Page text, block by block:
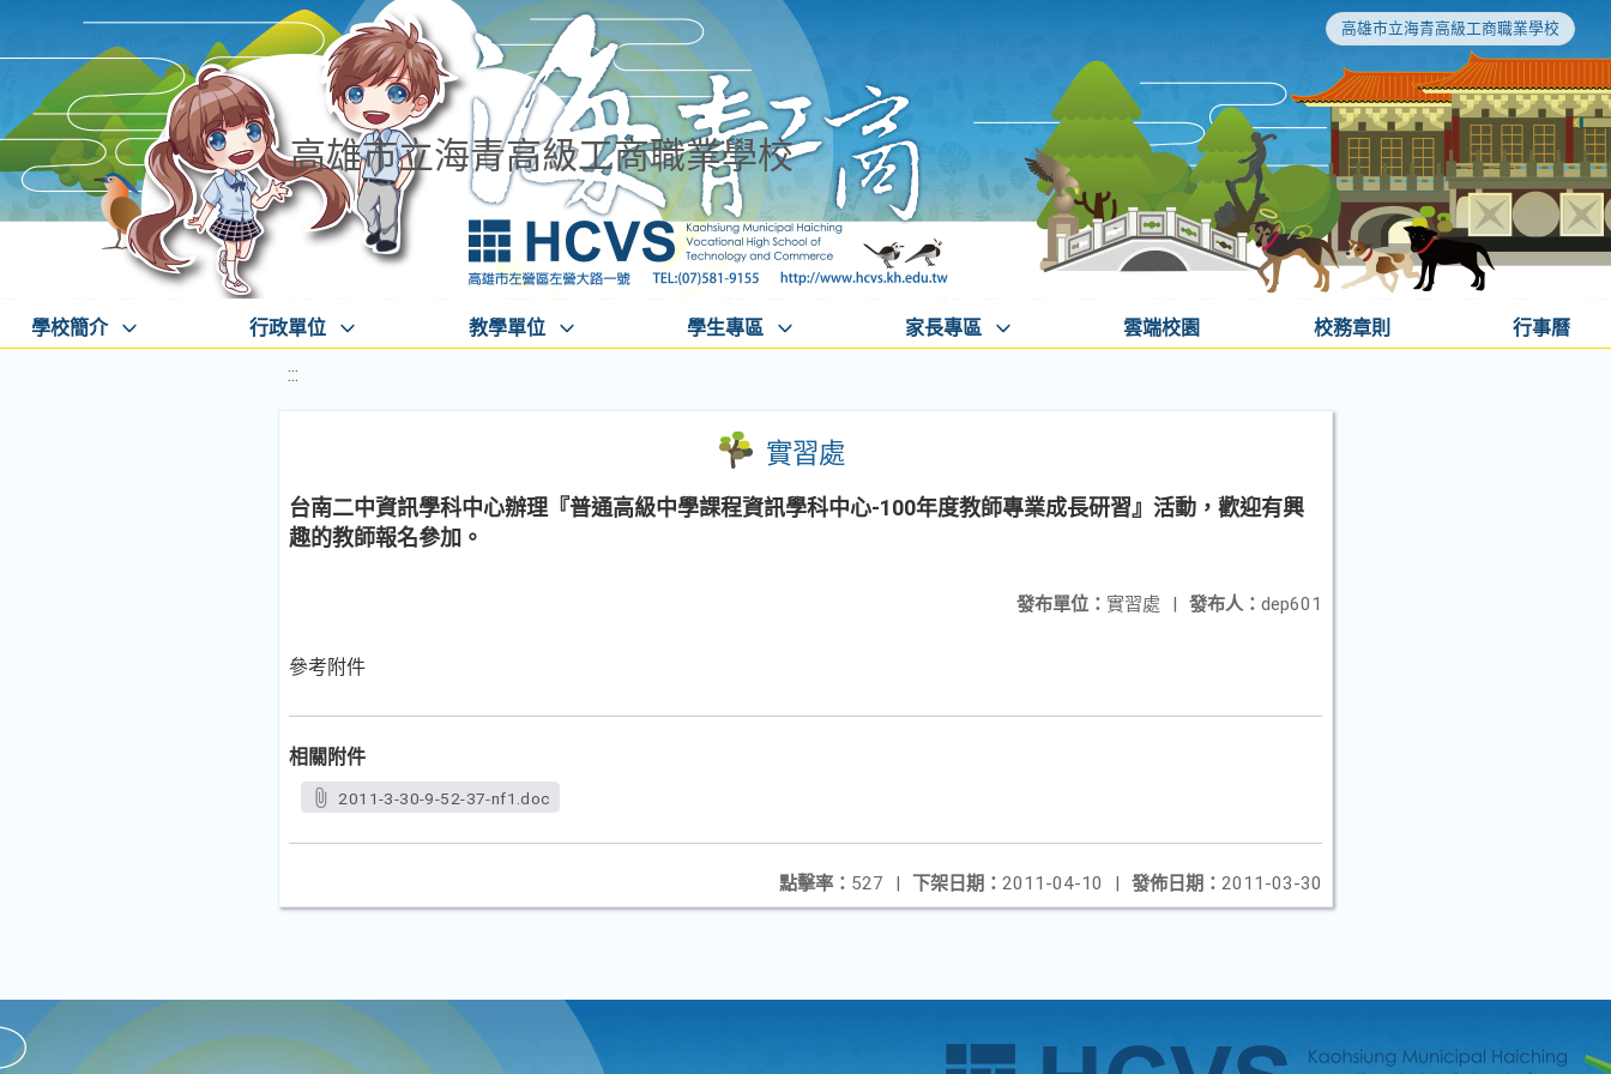
高雄市立海青高級工商職業學校
高雄市立海青高級工商職業學校
學校簡介 行政單位 教學單位 學生專區 家長專區 雲端校園 校務章則 行事曆
:::
實習處
台南二中資訊學科中心辦理『普通高級中學課程資訊學科中心-100年度教師專業成長研習』活動，歡迎有興
趣的教師報名參加。
發布人： dep601
發布單位： 實習處 |
參考附件
相關附件
2011-3-30-9-52-37-nf1.doc
發佈日期： 2011-03-30
下架日期： 2011-04-10 |
點擊率： 527 |